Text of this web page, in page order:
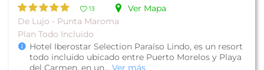
13
Ver Mapa
De Lujo - Punta Maroma
Plan Todo Incluido
Hotel Iberostar Selection Paraíso Lindo, es un resort
todo incluido ubicado entre Puerto Morelos y Playa
del Carmen, en un... Ver más